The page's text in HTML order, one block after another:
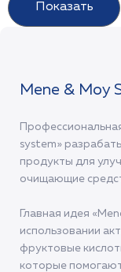
Mene & Moy
system»
продукты для
очищающие
Главная идея
использовании
фруктовые
которые